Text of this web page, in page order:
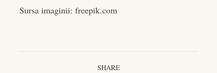
Sursa imaginii: freepik.com
SHARE